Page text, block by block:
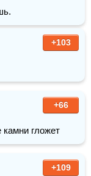
+103
+66
камни гложет
+109